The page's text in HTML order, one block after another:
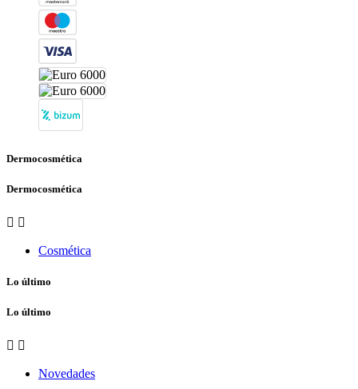
Dermocosmética
Dermocosmética
 
Cosmética
Lo último
Lo último
 
Novedades